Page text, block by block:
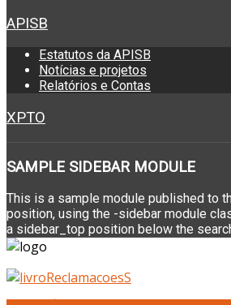
APISB
Estatutos da APISB
Notícias e projetos
Relatórios e Contas
XPTO
SAMPLE SIDEBAR MODULE
This is a sample module published to
position, using the -sidebar module
a sidebar_top position below the